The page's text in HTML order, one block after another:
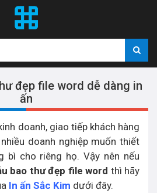
đẹp file word dễ dàng in
ấn
doanh, giao tiếp khách hàng
doanh nghiệp muốn thiết
bì cho riêng họ. Vậy nên nếu
bao thư đẹp file word thì hãy
In ấn Sắc Kim dưới đây.